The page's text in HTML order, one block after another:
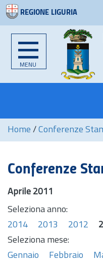
REGIONE LIGURIA
MENU
Home / Conferenze
Conferenze
Aprile 2011
Seleziona anno:
2014
2013 2012
Seleziona mese:
Gennaio
Febbraio